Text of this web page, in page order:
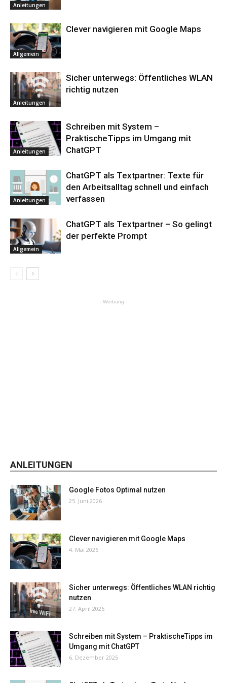
Anleitungen
Allgemein
Clever navigieren mit Google Maps
Anleitungen
Sicher unterwegs: Öffentliches WLAN
richtig nutzen
Anleitungen
Schreiben mit System –
PraktischeTipps im Umgang mit
ChatGPT
Anleitungen
ChatGPT als Textpartner: Texte für
den Arbeitsalltag schnell und einfach
verfassen
Allgemein
ChatGPT als Textpartner – So gelingt
der perfekte Prompt
- Werbung -
ANLEITUNGEN
Google Fotos Optimal nutzen
25. Juni 2026
Clever navigieren mit Google Maps
4. Mai 2026
Sicher unterwegs: Öffentliches WLAN richtig
nutzen
27. April 2026
Schreiben mit System – PraktischeTipps im
Umgang mit ChatGPT
6. Dezember 2025